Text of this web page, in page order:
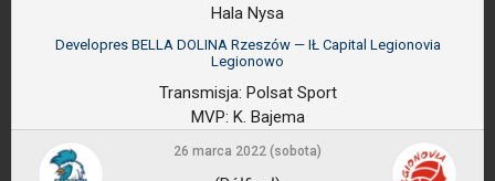
Hala Nysa
Developres BELLA DOLINA Rzeszów — IŁ Capital Legionovia
Legionowo
Transmisja: Polsat Sport
MVP: K. Bajema
26 marca 2022 (sobota)